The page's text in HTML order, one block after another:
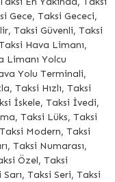
Gece, Taksi Gececi,
Taksi Güvenli, Taksi
Hava Limanı,
Limanı Yolcu
Yolu Terminali,
Taksi Hızlı, Taksi
İskele, Taksi İvedi,
Taksi Lüks, Taksi
Modern, Taksi
Taksi Numarası,
Özel, Taksi
Taksi Seri, Taksi